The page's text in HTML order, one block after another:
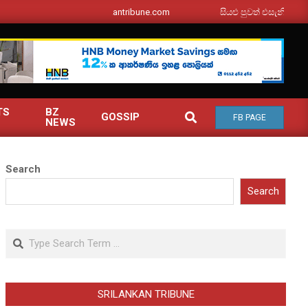
srilankantribune.com සියළු පුවත් එසැනින් ඔබ වෙත
BZ
NEWS
GOSSIP SEARCH
FB PAGE
Search
Search
Search
SRILANKAN TRIBUNE